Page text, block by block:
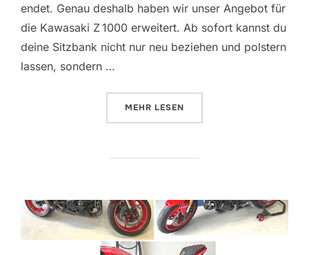
endet. Genau deshalb haben wir unser Angebot für
die Kawasaki Z 1000 erweitert. Ab sofort kannst du
deine Sitzbank nicht nur neu beziehen und polstern
lassen, sondern …
MEHR ÜBER „NEU IM SHOP |
LESEN